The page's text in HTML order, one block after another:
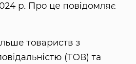
р. Про це повідомляє
товариств з
(ТОВ) та